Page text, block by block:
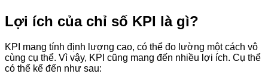
Lợi ích của chỉ số KPI là gì?
KPI mang tính định lượng cao, có thể đo lường một cách vô
cùng cụ thể. Vì vậy, KPI cũng mang đến nhiều lợi ích. Cụ thể
có thể kể đến như sau: